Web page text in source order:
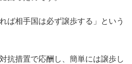
ば相手国は必ず譲歩する」という
抗措置で応酬し、簡単には譲歩し